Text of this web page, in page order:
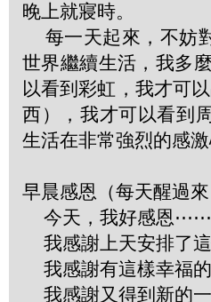
晚上就寢時。
每一天起來，不妨
世界繼續生活，我多
以看到彩虹，我才可
西），我才可以看到
生活在非常強烈的感
早晨感恩（每天醒過來
今天，我好感恩⋯⋯
我感謝上天安排了這
我感謝有這樣幸福的
我感謝又得到新的